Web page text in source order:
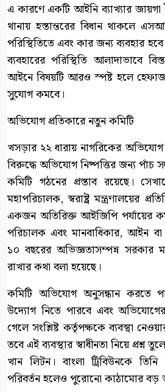
এ কারণে একটি আইনি ব্যাখ্যার জায়গা
থানায় হস্তান্তরের বিধান থাকলে
পরিস্থিতিতে এবং কার জন্য ব্যবহার
ব্যবহারের পরিস্থিতি আলাদাভাবে
আইনে বিষয়টি আরও স্পষ্ট হলে
সুযোগ কমবে।
অভিযোগ প্রতিকারে নতুন কমিটি
খসড়ার ২২ ধারায় নাগরিকের
বিরুদ্ধে অভিযোগ নিষ্পত্তির জন্য পাঁচ
কমিটি গঠনের প্রস্তাব রয়েছে।
মহাপরিচালক, স্বরাষ্ট্র মন্ত্রণালয়ের
একজন অতিরিক্ত আইজিপি পর্যায়ের
পরিচালক এবং মানবাধিকার, আইন বা
১০ বছরের অভিজ্ঞতাসম্পন্ন সরকার
রাখার কথা বলা হয়েছে।
কমিটি অভিযোগ অনুসন্ধান করতে
উদ্যোগ নিতে পারবে এবং
গেলে সংশ্লিষ্ট কর্তৃপক্ষকে ব্যবস্থা
তবে এই ব্যবস্থার স্বাধীনতা নিয়ে প্রশ্ন
খান লিটন। বাংলা ট্রিবিউনকে
পরিবর্তন হলেও পুরোনো কাঠামোর বড়